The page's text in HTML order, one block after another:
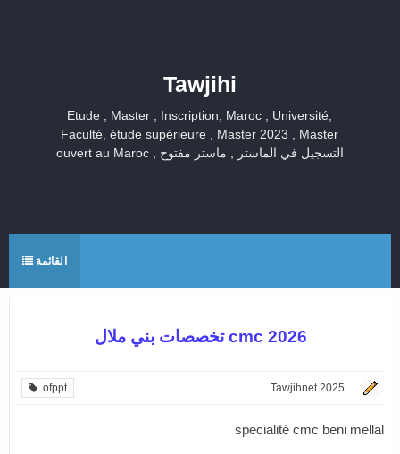
Tawjihi
Etude , Master , Inscription, Maroc , Université,
Faculté, étude supérieure , Master 2023 , Master
ouvert au Maroc , التسجيل في الماستر , ماستر مفتوح
القائمة
تخصصات بني ملال cmc 2026
Tawjihnet 2025
ofppt
specialité cmc beni mellal